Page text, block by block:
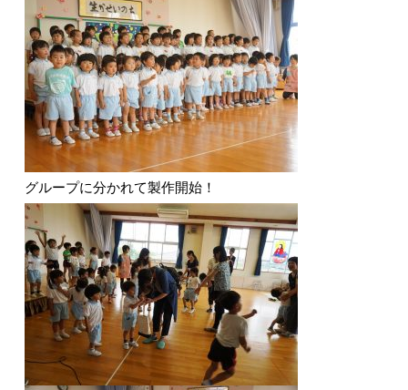
グループに分かれて製作開始！